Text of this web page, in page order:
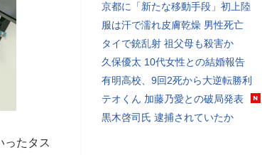
ったタス
京都に「新たな移動手段」初上陸
服は汗で濡れ皮膚乾燥 男性死亡
タイで銃乱射 祖父母も殺害か
久保優太 10代女性との結婚報告
有明高校、9回2死から大逆転勝利
テオくん 加藤乃愛との破局発表
黒木啓司氏 逮捕されていたか